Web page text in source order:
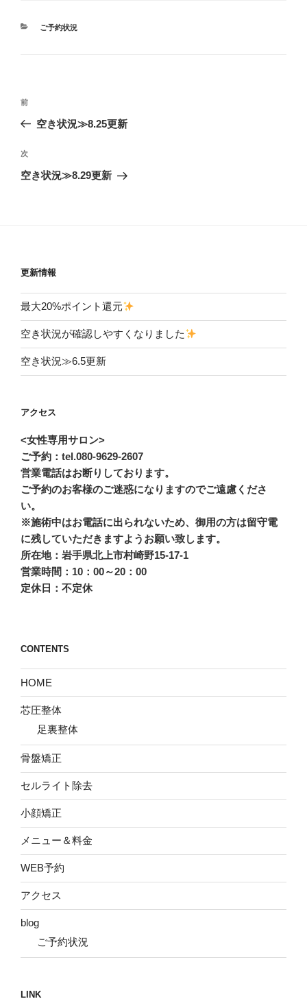
カ
ご予約状況
投
ビ
ゲ
前
の
稿
前
空き状況≫8.25更新
次
の
次
空き状況≫8.29更新
更新情報
最大20%ポイント還元
空き状況が確認しやすくなりました
空き状況≫6.5更新
アクセス
<女性専用サロン>
ご予約：tel.080-9629-2607
営業電話はお断りしております。
ご予約のお客様のご迷惑になりますのでご遠慮くださ
い。
※施術中はお電話に出られないため、御用の方は留守電
に残していただきますようお願い致します。
所在地：岩手県北上市村崎野15-17-1
営業時間：10：00～20：00
定休日：不定休
CONTENTS
HOME
芯圧整体
足裏整体
骨盤矯正
セルライト除去
小顔矯正
メニュー＆料金
WEB予約
アクセス
blog
ご予約状況
LINK